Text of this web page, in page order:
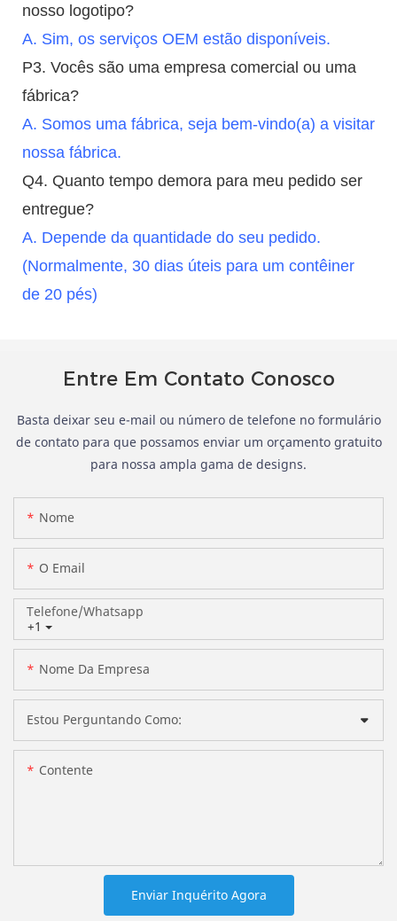
nosso logotipo?
A. Sim, os serviços OEM estão disponíveis.
P3. Vocês são uma empresa comercial ou uma
fábrica?
A. Somos uma fábrica, seja bem-vindo(a) a visitar
nossa fábrica.
Q4. Quanto tempo demora para meu pedido ser
entregue?
A. Depende da quantidade do seu pedido.
(Normalmente, 30 dias úteis para um contêiner
de 20 pés)
Entre Em Contato Conosco
Basta deixar seu e-mail ou número de telefone no formulário
de contato para que possamos enviar um orçamento gratuito
para nossa ampla gama de designs.
Nome
O Email
+1
Telefone/whatsapp
Nome Da Empresa
Estou Perguntando Como:
Contente
Enviar Inquérito Agora